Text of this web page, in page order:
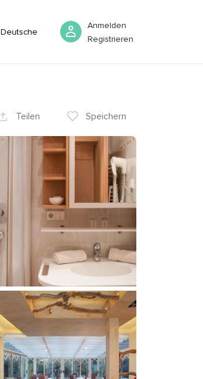
Deutsche
Anmelden
Registrieren
Buchen
Teilen Speichern